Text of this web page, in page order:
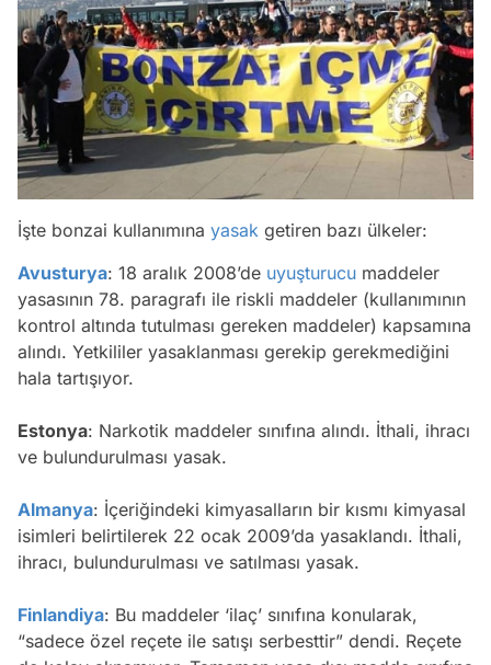
İşte bonzai kullanımına yasak getiren bazı ülkeler:
Avusturya: 18 aralık 2008’de uyuşturucu maddeler
yasasının 78. paragrafı ile riskli maddeler (kullanımının
kontrol altında tutulması gereken maddeler) kapsamına
alındı. Yetkililer yasaklanması gerekip gerekmediğini
hala tartışıyor.
Estonya: Narkotik maddeler sınıfına alındı. İthali, ihracı
ve bulundurulması yasak.
Almanya: İçeriğindeki kimyasalların bir kısmı kimyasal
isimleri belirtilerek 22 ocak 2009’da yasaklandı. İthali,
ihracı, bulundurulması ve satılması yasak.
Finlandiya: Bu maddeler ‘ilaç’ sınıfına konularak,
“sadece özel reçete ile satışı serbesttir” dendi. Reçete